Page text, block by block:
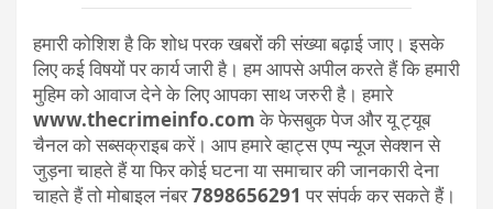
हमारी कोशिश है कि शोध परक खबरों की संख्या बढ़ाई जाए। इसके
लिए कई विषयों पर कार्य जारी है। हम आपसे अपील करते हैं कि हमारी
मुहिम को आवाज देने के लिए आपका साथ जरुरी है। हमारे
www.thecrimeinfo.comके फेसबुक पेज और यू ट्यूब
चैनल को सब्सक्राइब करें। आप हमारे व्हाट्स एप्प न्यूज सेक्शन से
जुड़ना चाहते हैं या फिर कोई घटना या समाचार की जानकारी देना
चाहते हैं तो मोबाइल नंबर7898656291 पर संपर्क कर सकते हैं।